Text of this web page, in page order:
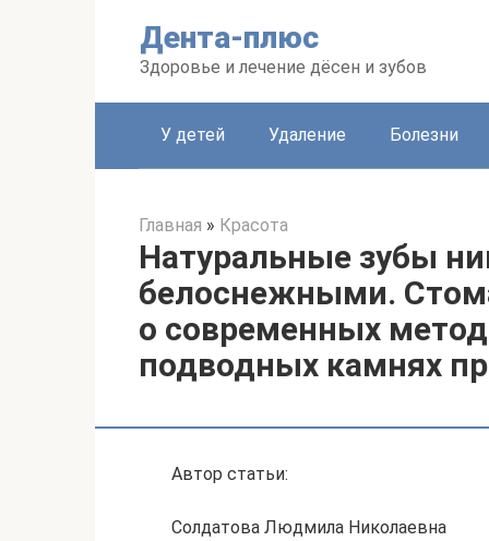
Дента-плюс
Здоровье и лечение дёсен и зубов
У детей Удаление Болезни
Главная » Красота
Натуральные зубы
белоснежными.
о современных
подводных камнях
Автор статьи:
Солдатова Людмила Николаевна